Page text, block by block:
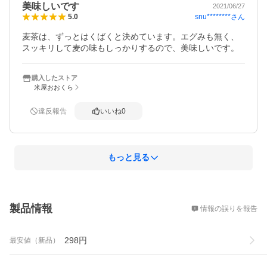
美味しいです 2021/06/27
5.0 snu********さん
麦茶は、ずっとはくばくと決めています。エグみも無く、
スッキリして麦の味もしっかりするので、美味しいです。
購入したストア
米屋おおくら
違反報告 いいね0
もっと見る
製品情報 情報の誤りを報告
最安値（新品） 298円